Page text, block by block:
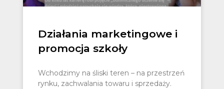
Działania marketingowe i
promocja szkoły
Wchodzimy na śliski teren – na przestrzeń
rynku, zachwalania towaru i sprzedaży.